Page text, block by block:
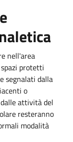
nell'area
protetti
segnalati dalla
o
attività del
resteranno
modalità